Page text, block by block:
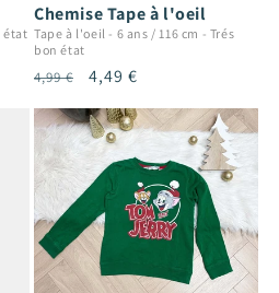
état
Chemise Tape à l'oeil
Tape à l'oeil - 6 ans / 116 cm - Trés
bon état
Prix
4,99 €
Prix
4,49 €